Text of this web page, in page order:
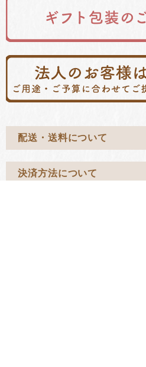
配送・送料について
決済方法について